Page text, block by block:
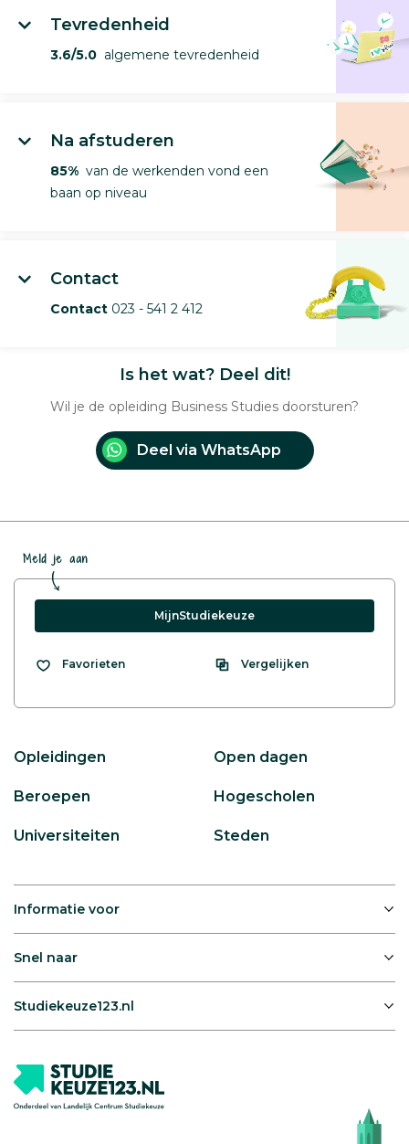
Tevredenheid
3.6/5.0 algemene tevredenheid
Na afstuderen
85% van de werkenden vond een
baan op niveau
Contact
Contact 023 - 541 2 412
Is het wat? Deel dit!
Wil je de opleiding Business Studies doorsturen?
Deel via WhatsApp
Meld je aan
MijnStudiekeuze
Favorieten Vergelijken
Opleidingen Open dagen
Beroepen Hogescholen
Universiteiten Steden
Informatie voor
Snel naar
Studiekeuze123.nl